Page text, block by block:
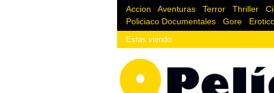
Accion Aventuras Terror Thriller
Policiaco Documentales Gore
Estas viendo: